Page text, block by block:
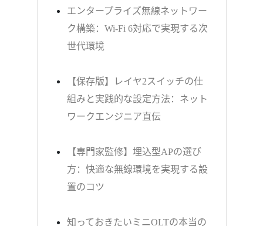
エンタープライズ無線ネットワー
ク構築：Wi-Fi 6対応で実現する次
世代環境
【保存版】レイヤ2スイッチの仕
組みと実践的な設定方法：ネット
ワークエンジニア直伝
【専門家監修】埋込型APの選び
方：快適な無線環境を実現する設
置のコツ
知っておきたいミニOLTの本当の